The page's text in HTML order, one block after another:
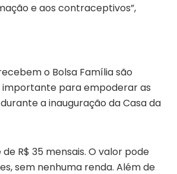
e aos contraceptivos”,
o Bolsa Família são
importante para empoderar as
a inauguração da Casa da
R$ 35 mensais. O valor pode
sem nenhuma renda. Além de